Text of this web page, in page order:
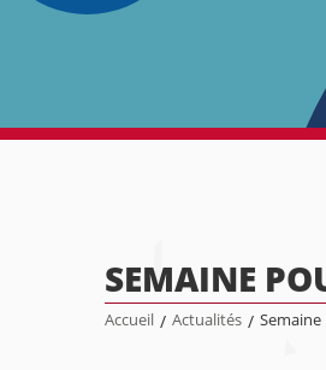
SEMAINE
Accueil / Actualités / Semaine